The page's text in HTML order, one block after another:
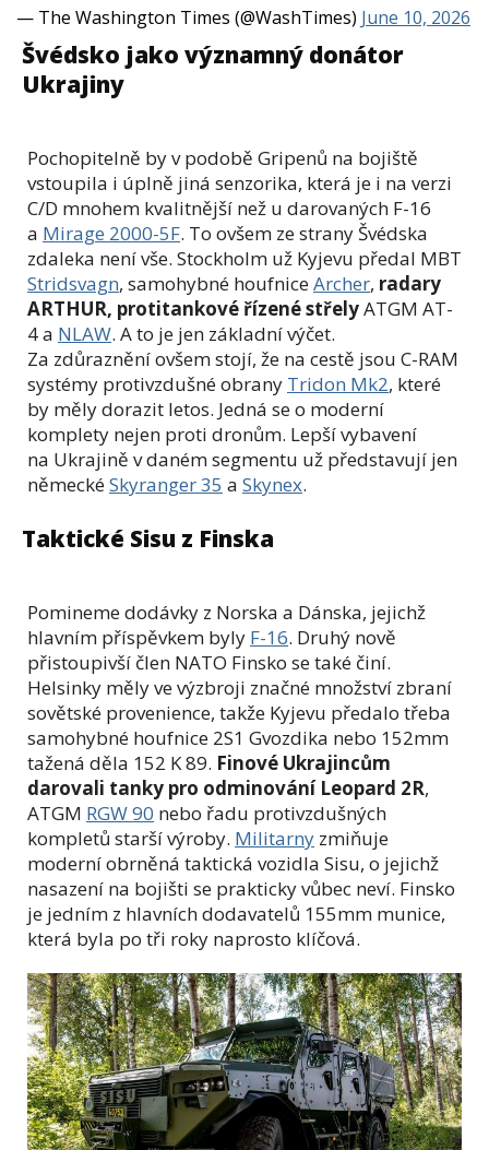
— The Washington Times (@WashTimes) June 10, 2026
Švédsko jako významný donátor
Ukrajiny
Pochopitelně by v podobě Gripenů na bojiště
vstoupila i úplně jiná senzorika, která je i na verzi
C/D mnohem kvalitnější než u darovaných F-16
a Mirage 2000-5F. To ovšem ze strany Švédska
zdaleka není vše. Stockholm už Kyjevu předal MBT
Stridsvagn, samohybné houfniceArcher, radary
ARTHUR, protitankové řízené střelyATGM AT-
4 a NLAW. A to je jen základní výčet.
Za zdůraznění ovšem stojí, že na cestě jsou C-RAM
systémy protivzdušné obrany Tridon Mk2, které
by měly dorazit letos. Jedná se o moderní
komplety nejen proti dronům. Lepší vybavení
na Ukrajině v daném segmentu už představují jen
německéSkyranger 35 a Skynex.
Taktické Sisu z Finska
Pomineme dodávky z Norska a Dánska, jejichž
hlavním příspěvkem byly F-16. Druhý nově
přistoupivší člen NATO Finsko se také činí.
Helsinky měly ve výzbroji značné množství zbraní
sovětské provenience, takže Kyjevu předalo třeba
samohybné houfnice 2S1 Gvozdika nebo 152mm
tažená děla 152 K 89. Finové Ukrajincům
darovali tanky pro odminování Leopard 2R,
ATGM RGW 90 nebo řadu protivzdušných
kompletů starší výroby. Militarny zmiňuje
moderní obrněná taktická vozidla Sisu, o jejichž
nasazení na bojišti se prakticky vůbec neví. Finsko
je jedním z hlavních dodavatelů 155mm munice,
která byla po tři roky naprosto klíčová.